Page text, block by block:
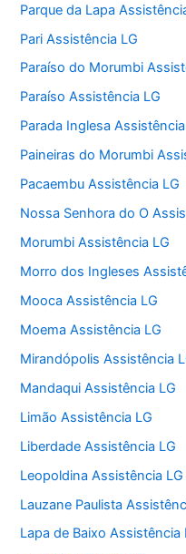
Parque da Lapa
Pari Assistência LG
Paraíso do Morumbi
Paraíso Assistência LG
Parada Inglesa
Paineiras do Morumbi
Pacaembu Assistência LG
Nossa Senhora do O
Morumbi Assistência LG
Morro dos Ingleses
Mooca Assistência LG
Moema Assistência LG
Mirandópolis Assistência
Mandaqui Assistência LG
Limão Assistência LG
Liberdade Assistência LG
Leopoldina Assistência LG
Lauzane Paulista
Lapa de Baixo Assistência